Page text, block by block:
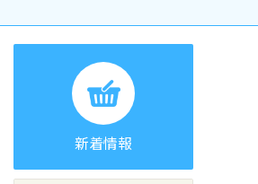
新着情報